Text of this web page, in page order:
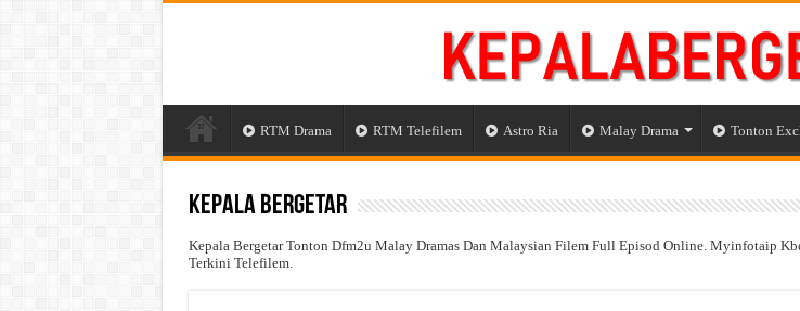
RTM Drama RTM Telefilem Astro Ria Malay Drama Tonton
Kepala Bergetar
Kepala Bergetar Tonton Dfm2u Malay Dramas Dan Malaysian Filem Full Episod Online. Myinfotaip
Terkini Telefilem.